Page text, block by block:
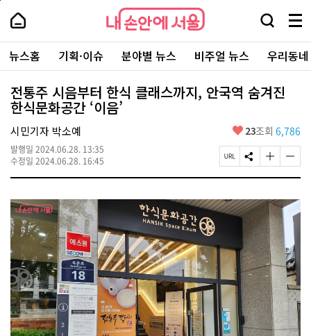
본
로
가
내
손
안
에
서
울
-
서
울
시
대
표
소
통
포
내
손
에
울
검
창
열
기
메
뉴
전
체
보
주
요
서
뉴스홈 기획·이슈 분야별 뉴스 비주얼 뉴스 우리동
전통주 시음부터 한식 클래스까지, 안국역 숨겨진
한식문화공간 ‘이음’
시민기자 박소예
발행일 2024.06.28. 13:35
수정일 2024.06.28. 16:45
좋
요
23조회 6,786
페
이
U
R
L
S
N
공
유
하
기
글
자
기
크
게
변
경
하
기
글
자
기
작
게
변
경
하
기
페
상
단
로